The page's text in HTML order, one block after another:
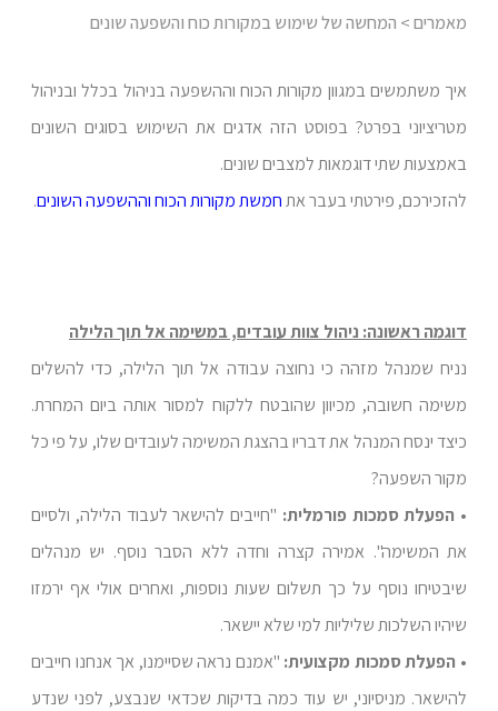
מאמרים> המחשה של שימוש במקורות כוח והשפעה שונים
איך משתמשים במגוון מקורות הכוח וההשפעה בניהול בכלל ובניהול
מטריציוני בפרט? בפוסט הזה אדגים את השימוש בסוגים השונים
באמצעות שתי דוגמאות למצבים שונים.
להזכירכם, פירטתי בעבר אתחמשת מקורות הכוח וההשפעה השונים.
דוגמה ראשונה: ניהול צוות עובדים, במשימה אל תוך הלילה
נניח שמנהל מזהה כי נחוצה עבודה אל תוך הלילה, כדי להשלים
משימה חשובה, מכיוון שהובטח ללקוח למסור אותה ביום המחרת.
כיצד ינסח המנהל את דבריו בהצגת המשימה לעובדים שלו, על פי כל
מקור השפעה?
• הפעלת סמכות פורמלית: "חייבים להישאר לעבוד הלילה, ולסיים
את המשימה". אמירה קצרה וחדה ללא הסבר נוסף. יש מנהלים
שיבטיחו נוסף על כך תשלום שעות נוספות, ואחרים אולי אף ירמזו
שיהיו השלכות שליליות למי שלא יישאר.
• הפעלת סמכות מקצועית: "אמנם נראה שסיימנו, אך אנחנו חייבים
להישאר. מניסיוני, יש עוד כמה בדיקות שכדאי שנבצע, לפני שנדע